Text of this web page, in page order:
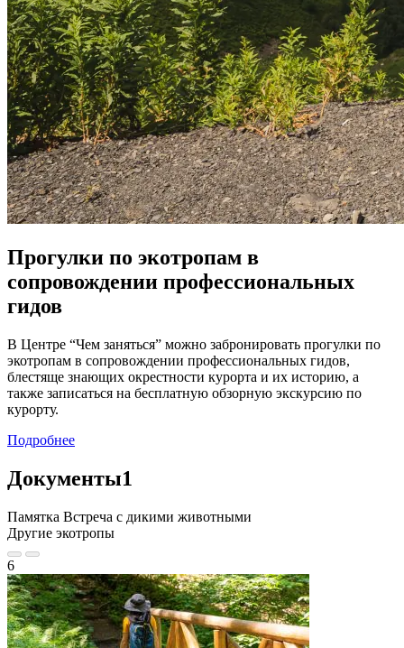
Прогулки по экотропам в
сопровождении профессиональных
гидов
В Центре “Чем заняться” можно забронировать прогулки по
экотропам в сопровождении профессиональных гидов,
блестяще знающих окрестности курорта и их историю, а
также записаться на бесплатную обзорную экскурсию по
курорту.
Подробнее
Документы1
Памятка Встреча с дикими животными
Другие экотропы
6